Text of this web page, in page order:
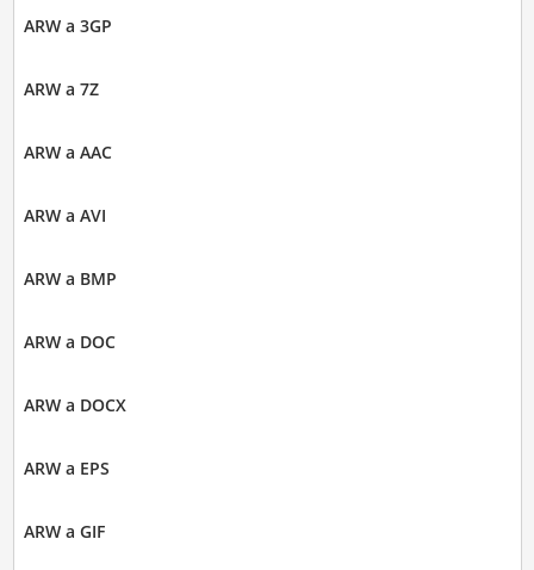
ARW a 3GP
ARW a 7Z
ARW a AAC
ARW a AVI
ARW a BMP
ARW a DOC
ARW a DOCX
ARW a EPS
ARW a GIF